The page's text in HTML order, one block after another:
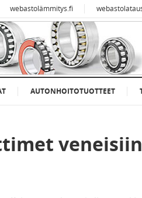
webastolämmitys.fi
AUTONHOITOTUOTTEET